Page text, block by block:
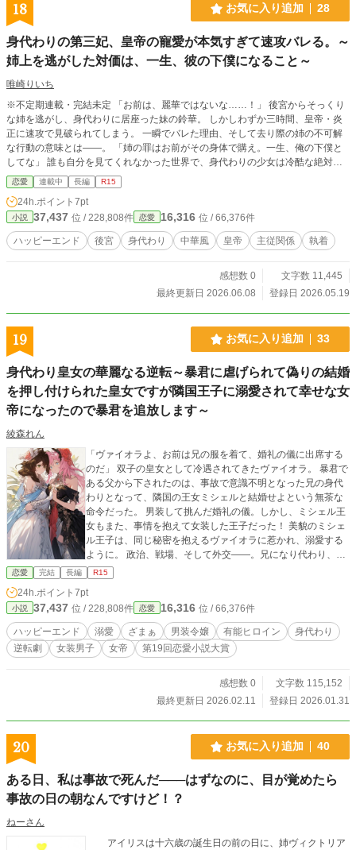
18 お気に入り追加 28
身代わりの第三妃、皇帝の寵愛が本気すぎて速攻バレる。～
姉上を逃がした対価は、一生、彼の下僕になること～
唯崎りいち
※不定期連載・完結未定 「お前は、麗華ではないな……！」 後宮からそっくり
な姉を逃がし、身代わりに居座った妹の鈴華。 しかしわずか三時間、皇帝・炎
正に速攻で見破られてしまう。 一瞬でバレた理由、そして去り際の姉の不可解
な行動の意味とは――。 「姉の罪はお前がその身体で購え。一生、俺の下僕と
してな」 誰も自分を見てくれなかった世界で、身代わりの少女は冷酷な絶対強
者に捕らえられる。
恋愛 連載中 長編 R15
24h.ポイント 7pt
小説 37,437 位 / 228,808件 恋愛 16,316 位 / 66,376件
ハッピーエンド 後宮 身代わり 中華風 皇帝 主従関係 執着
感想数 0
文字数 11,445
最終更新日 2026.06.08
登録日 2026.05.19
19 お気に入り追加 33
身代わり皇女の華麗なる逆転～暴君に虐げられて偽りの結婚
を押し付けられた皇女ですが隣国王子に溺愛されて幸せな女
帝になったので暴君を追放します～
綾森れん
「ヴァイオラよ、お前は兄の服を着て、婚礼の儀に出席する
のだ」 双子の皇女として冷遇されてきたヴァイオラ。 暴君で
ある父から下されたのは、事故で意識不明となった兄の身代
わりとなって、隣国の王女ミシェルと結婚せよという無茶な
命令だった。 男装して挑んだ婚礼の儀。しかし、ミシェル王
女もまた、事情を抱えて女装した王子だった！ 美貌のミシェ
ル王子は、同じ秘密を抱えるヴァイオラに惹かれ、溺愛する
ように。 政治、戦場、そして外交――。兄になり代わり、
次々と難問を解決していくヴァイオラの圧倒的な有能さに、
周囲の信頼は高まっていく。 一方、酒に溺れ正気を失う皇帝
と、目覚めてもなお傲慢な兄。 彼らの横暴がミシェル王子に
及んだとき、ヴァイオラの我慢は限界に達した。 「この国を
救うため、私が女帝になります」 虐げられた皇女による、華
麗なる逆転劇が始まる！ 「私を蔑んだ父は更生施設へ、身勝
手な兄には女装させて私が押し付けられるはずだった婚約者
恋愛 完結 長編 R15
24h.ポイント 7pt
小説 37,437 位 / 228,808件 恋愛 16,316 位 / 66,376件
ハッピーエンド 溺愛 ざまぁ 男装令嬢 有能ヒロイン
身代わり
逆転劇
女装男子 女帝 第19回恋愛小説大賞
感想数 0
文字数 115,152
最終更新日 2026.02.11
登録日 2026.01.31
20 お気に入り追加 40
ある日、私は事故で死んだ───はずなのに、目が覚めたら
事故の日の朝なんですけど！？
ねーさん
アイリスは十六歳の誕生日の前の日に、姉ヴィクトリア